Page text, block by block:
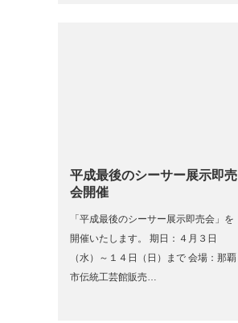
平成最後のシーサー展示即売
会開催
「平成最後のシーサー展示即売会」を
開催いたします。 期日：４月３日
（水）～１４日（日）まで 会場：那覇
市伝統工芸館販売…